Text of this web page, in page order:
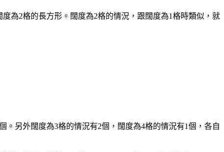
為2格的長方形。闊度為2格的情況，跟闊度為1格時類似，就
另外闊度為3格的情況有2個，闊度為4格的情況有1個，各自